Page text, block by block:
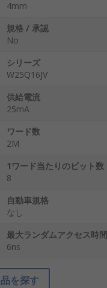
4mm
規格 / 承認
No
シリーズ
W25Q16JV
供給電流
25mA
ワード数
2M
1ワード当たりのビット数
8
自動車規格
なし
最大ランダムアクセス時間
6ns
を探す